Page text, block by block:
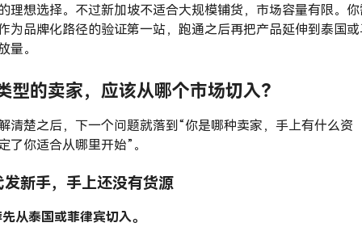
理想选择。不过新加坡不适合大规模铺货，市场容量有限。你
为品牌化路径的验证第一站，跑通之后再把产品延伸到泰国或
量。
型的卖家，应该从哪个市场切入？
清楚之后，下一个问题就落到“你是哪种卖家，手上有什么资
了你适合从哪里开始”。
发新手，手上还没有货源
从泰国或菲律宾切入。